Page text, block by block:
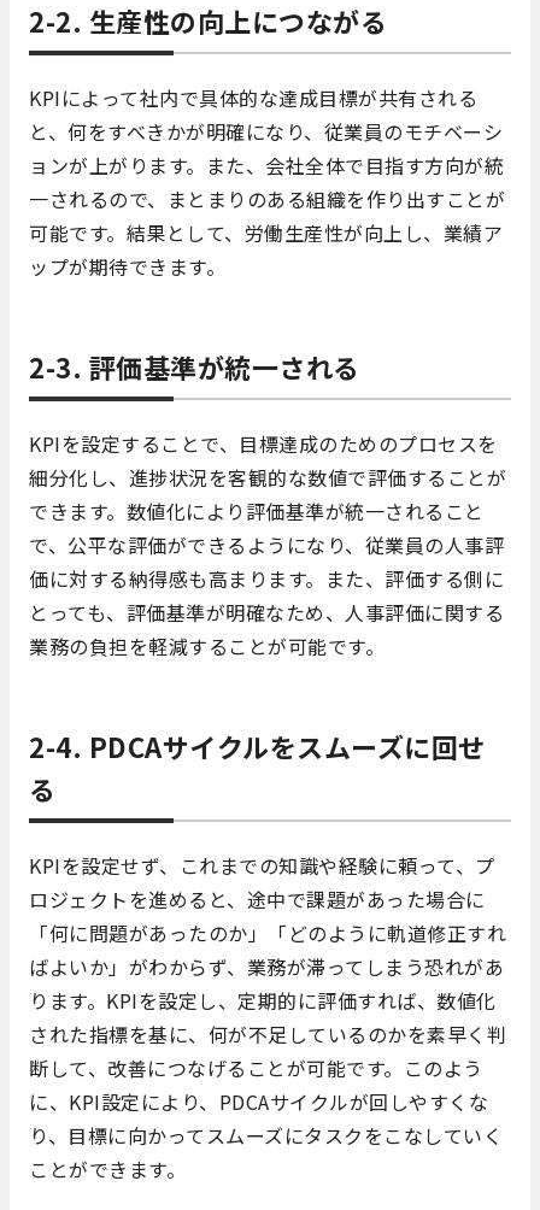
2-2. 生産性の向上につながる
KPIによって社内で具体的な達成目標が共有される
と、何をすべきかが明確になり、従業員のモチベーシ
ョンが上がります。また、会社全体で目指す方向が統
一されるので、まとまりのある組織を作り出すことが
可能です。結果として、労働生産性が向上し、業績ア
ップが期待できます。
2-3. 評価基準が統一される
KPIを設定することで、目標達成のためのプロセスを
細分化し、進捗状況を客観的な数値で評価することが
できます。数値化により評価基準が統一されること
で、公平な評価ができるようになり、従業員の人事評
価に対する納得感も高まります。また、評価する側に
とっても、評価基準が明確なため、人事評価に関する
業務の負担を軽減することが可能です。
2-4. PDCAサイクルをスムーズに回せ
る
KPIを設定せず、これまでの知識や経験に頼って、プ
ロジェクトを進めると、途中で課題があった場合に
「何に問題があったのか」「どのように軌道修正すれ
ばよいか」がわからず、業務が滞ってしまう恐れがあ
ります。KPIを設定し、定期的に評価すれば、数値化
された指標を基に、何が不足しているのかを素早く判
断して、改善につなげることが可能です。このよう
に、KPI設定により、PDCAサイクルが回しやすくな
り、目標に向かってスムーズにタスクをこなしていく
ことができます。